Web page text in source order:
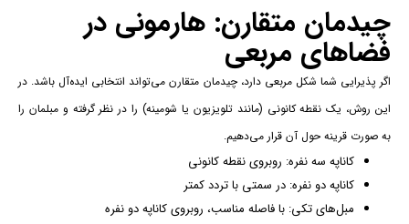
چیدمان متقارن: هارمونی در
فضاهای مربعی
اگر پذیرایی شما شکل مربعی دارد، چیدمان متقارن می‌تواند انتخابی ایده‌آل باشد. در
این روش، یک نقطه کانونی (مانند تلویزیون یا شومینه) را در نظر گرفته و مبلمان را
به صورت قرینه حول آن قرار می‌دهیم.
کاناپه سه نفره: روبروی نقطه کانونی
کاناپه دو نفره: در سمتی با تردد کمتر
مبل‌های تکی: با فاصله مناسب، روبروی کاناپه دو نفره